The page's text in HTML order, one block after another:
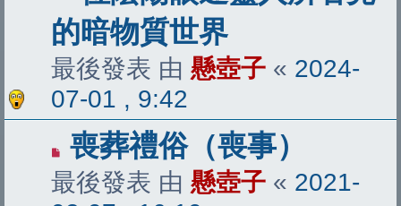
的暗物質世界
最後發表 由 懸壺子 « 2024-
07-01 , 9:42
喪葬禮俗（喪事）
最後發表 由 懸壺子 « 2021-